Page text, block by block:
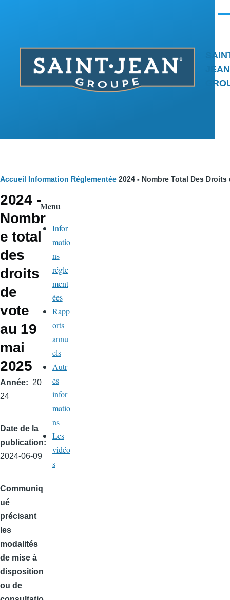
JEAN
Fil
d'Ariane
Accueil Information Réglementée 2024 - Nombre Total Des Droits
2024 -
Nombr
e total
des
droits
de
vote
au 19
mai
2025
Année
20
24
Date de la
publication
2024-06-09
Communiq
ué
précisant
les
modalités
de mise à
disposition
ou de
Menu
Infor
matio
ns
régle
ment
ées
Rapp
orts
annu
els
Autr
es
infor
matio
ns
Les
vidéo
s